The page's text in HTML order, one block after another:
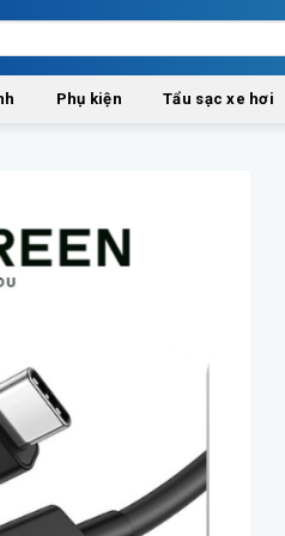
Phụ kiện Tẩu sạc xe hơi